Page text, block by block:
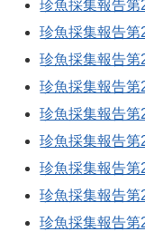
珍魚採集報告第
珍魚採集報告第
珍魚採集報告
珍魚採集報告
珍魚採集報告
珍魚採集報告
珍魚採集報告
珍魚採集報告
珍魚採集報告